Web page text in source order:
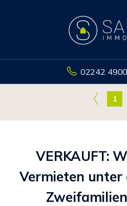
02242 4900
1
VERKAUFT:
Vermieten unter